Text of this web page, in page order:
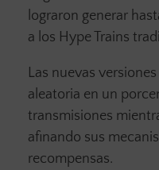
lograron generar
a los Hype Trains
Las nuevas
aleatoria en un
transmisiones
afinando sus
recompensas.